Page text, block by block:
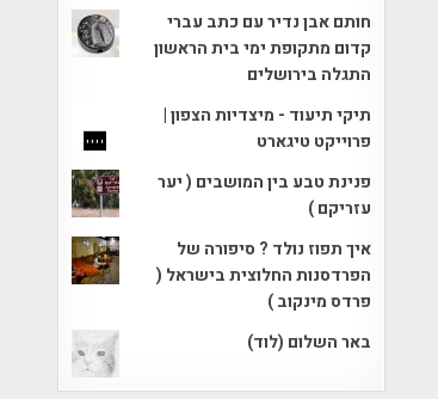
חותם אבן נדיר עם כתב עברי
קדום מתקופת ימי בית הראשון
התגלה בירושלים
תיקי תיעוד - מיצדיות הצפון |
פרוייקט טיגארט
פנינת טבע בין המושבים ( יער
עזריקם )
איך תפוז נולד ? סיפורה של
הפרדסנות החלוצית בישראל (
פרדס מינקוב )
באר השלום (לוד)